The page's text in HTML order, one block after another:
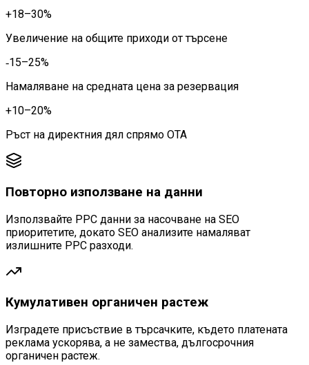
+18–30%
Увеличение на общите приходи от търсене
‑15–25%
Намаляване на средната цена за резервация
+10–20%
Ръст на директния дял спрямо OTA
Повторно използване на данни
Използвайте PPC данни за насочване на SEO
приоритетите, докато SEO анализите намаляват
излишните PPC разходи.
Кумулативен органичен растеж
Изградете присъствие в търсачките, където платената
реклама ускорява, а не замества, дългосрочния
органичен растеж.